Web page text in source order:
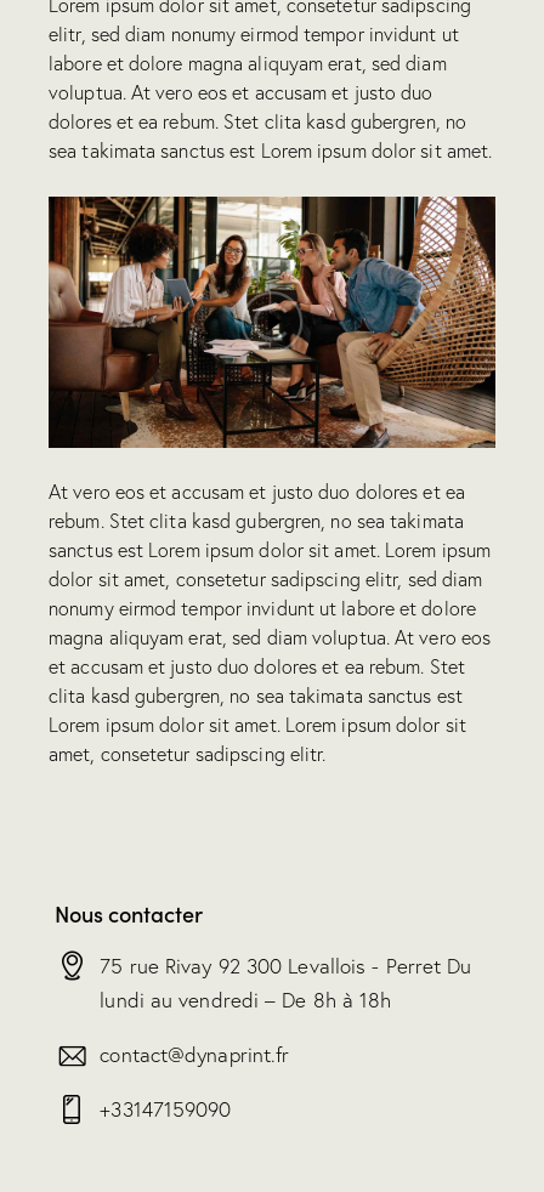
elitr, sed diam nonumy eirmod tempor invidunt ut
labore et dolore magna aliquyam erat, sed diam
voluptua. At vero eos et accusam et justo duo
dolores et ea rebum. Stet clita kasd gubergren, no
sea takimata sanctus est Lorem ipsum dolor sit amet.
At vero eos et accusam et justo duo dolores et ea
rebum. Stet clita kasd gubergren, no sea takimata
sanctus est Lorem ipsum dolor sit amet. Lorem ipsum
dolor sit amet, consetetur sadipscing elitr, sed diam
nonumy eirmod tempor invidunt ut labore et dolore
magna aliquyam erat, sed diam voluptua. At vero eos
et accusam et justo duo dolores et ea rebum. Stet
clita kasd gubergren, no sea takimata sanctus est
Lorem ipsum dolor sit amet. Lorem ipsum dolor sit
amet, consetetur sadipscing elitr.
Nous contacter
75 rue Rivay 92 300 Levallois - Perret Du
lundi au vendredi – De 8h à 18h
contact@dynaprint.fr
+33147159090